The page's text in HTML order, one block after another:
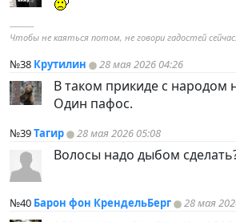
----------
Чтобы не каяться потом, не говори гадостей
№38 Крутилин 28 мая 2026 04:26
В таком прикиде с народом
Один пафос.
№39Тагир 28 мая 2026 05:08
Волосы надо дыбом
№40 Барон фон КрендельБерг 28 мая